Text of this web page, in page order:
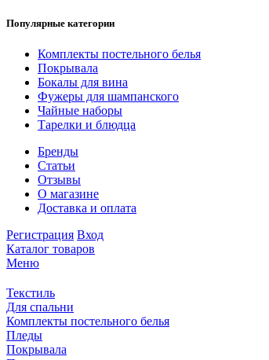
Популярные категории
Комплекты постельного белья
Покрывала
Бокалы для вина
Фужеры для шампанского
Чайные наборы
Тарелки и блюдца
Бренды
Статьи
Отзывы
О магазине
Доставка и оплата
Регистрация Вход
Каталог товаров
Меню
Текстиль
Для спальни
Комплекты постельного белья
Пледы
Покрывала